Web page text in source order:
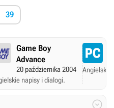
39
Game Boy
Advance
20 października 2004
napisy i dialogi.
Angielskie
